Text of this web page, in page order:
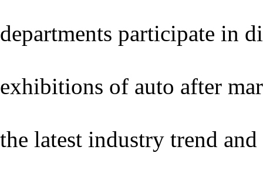
departments participate in
exhibitions of auto after
the latest industry trend